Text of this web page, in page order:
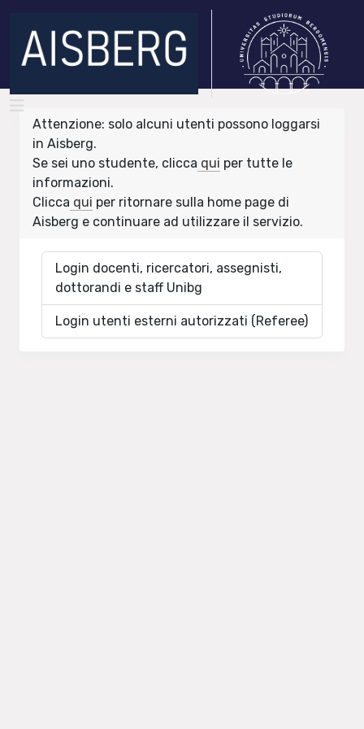
Attenzione: solo alcuni utenti possono loggarsi
in Aisberg.
Se sei uno studente, clicca qui per tutte le
informazioni.
Clicca qui per ritornare sulla home page di
Aisberg e continuare ad utilizzare il servizio.
Login docenti, ricercatori, assegnisti,
dottorandi e staff Unibg
Login utenti esterni autorizzati (Referee)